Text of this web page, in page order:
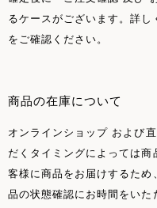
るケースがございます。詳し
をご確認ください。
商品の在庫について
オンラインショップ および
だくタイミングによっては
客様に商品をお届けするた
品の状態確認にお時間をい